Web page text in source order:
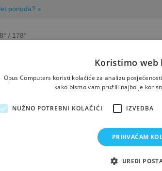
ponuda? »
/ 178°
su s najboljom namjerom. Fotografije proizvoda
opisima, specifikacijama, cijenama i raspoloživim
Možda će Vas
Koristimo web
Opus Computers koristi kolačiće za analizu
kako bismo vam pružili najbolje
NUŽNO POTREBNI KOLAČIĆI IZVEDBA
PRIHVAĆAM
UREDI